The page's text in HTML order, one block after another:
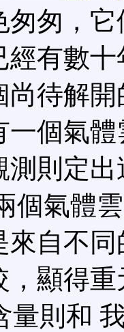
匆匆，
經有數
尚待解
一個氣
測則定
個氣體
來自不
，顯得
量則和